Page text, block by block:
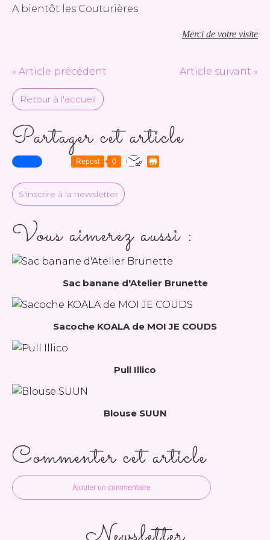
A bientôt les Couturières.
Merci de votre visite
« Article précédent Article suivant »
Retour à l'accueil
Partager cet article
Repost 0
S'inscrire à la newsletter
Vous aimerez aussi :
Sac banane d'Atelier Brunette
Sacoche KOALA de MOI JE COUDS
Pull Illico
Blouse SUUN
Commenter cet article
Ajouter un commentaire